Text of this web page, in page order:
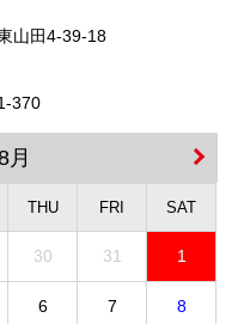
山田4-39-18
370
月
THU FRI SAT
30 31 1
6 7 8